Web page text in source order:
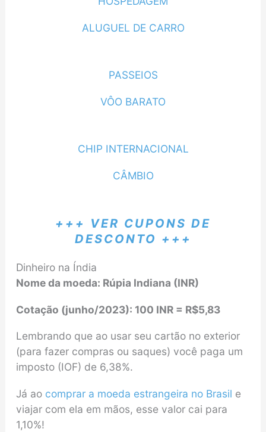
ALUGUEL DE CARRO
PASSEIOS
VÔO BARATO
CHIP INTERNACIONAL
CÂMBIO
+++ VER CUPONS DE
DESCONTO +++
Dinheiro na Índia
Nome da moeda: Rúpia Indiana (INR)
Cotação (junho/2023): 100 INR = R$5,83
Lembrando que ao usar seu cartão no exterior
(para fazer compras ou saques) você paga um
imposto (IOF) de 6,38%.
Já ao comprar a moeda estrangeira no Brasil e
viajar com ela em mãos, esse valor cai para
1,10%!